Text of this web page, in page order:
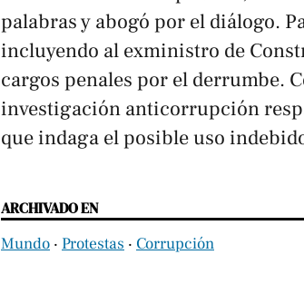
palabras y abogó por el diálogo.
incluyendo al exministro de
cargos penales por el derrumbe.
investigación anticorrupción
que indaga el posible uso
ARCHIVADO EN
Mundo ‧ Protestas ‧ Corrupción